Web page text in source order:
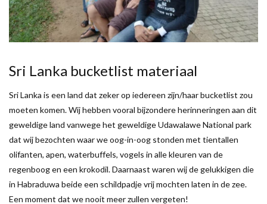
Sri Lanka bucketlist materiaal
Sri Lanka is een land dat zeker op iedereen zijn/haar bucketlist zou
moeten komen. Wij hebben vooral bijzondere herinneringen aan dit
geweldige land vanwege het geweldige Udawalawe National park
dat wij bezochten waar we oog-in-oog stonden met tientallen
olifanten, apen, waterbuffels, vogels in alle kleuren van de
regenboog en een krokodil. Daarnaast waren wij de gelukkigen die
in Habraduwa beide een schildpadje vrij mochten laten in de zee.
Een moment dat we nooit meer zullen vergeten!